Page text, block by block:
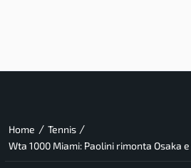
Home / Tennis /
Wta 1000 Miami: Paolini rimonta Osaka